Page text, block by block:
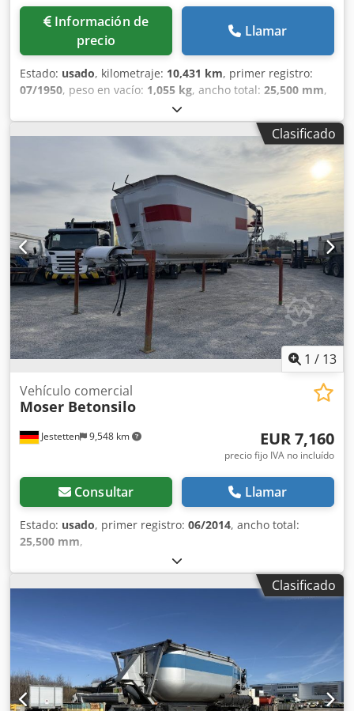
Información de
precio
Llamar
Estado: usado, kilometraje: 10,431 km, primer registro:
07/1950, peso en vacío: 1,055 kg, ancho total: 25,500 mm,
, tipo de combustible:
gasolina, próxima inspección (TÜV):04/1977, número de
asientos:4, Clasificado
1 / 13
Jestetten 9,548 km
Vehículo comercial
Moser Betonsilo
EUR 7,160
precio fijo IVA no incluído
Consultar Llamar
Estado: usado, primer registro: 06/2014, ancho total:
25,500 mm,
Clasificado